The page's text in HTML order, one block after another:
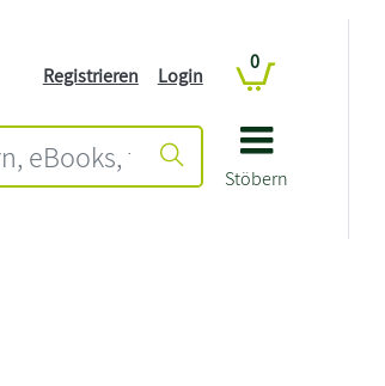
Stöbern
Registrieren Login
0